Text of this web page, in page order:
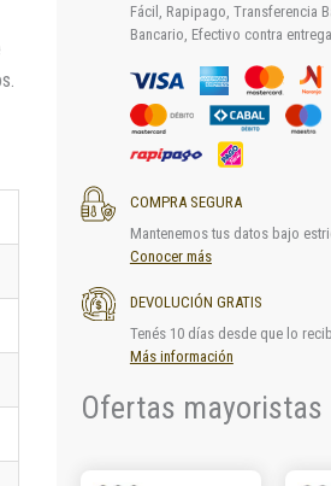
Fácil, Rapipago, Transferencia
Bancario, Efectivo contra
COMPRA SEGURA
Mantenemos tus datos bajo
Conocer más
DEVOLUCIÓN GRATIS
Tenés 10 días desde que lo
Más información
Ofertas mayoristas